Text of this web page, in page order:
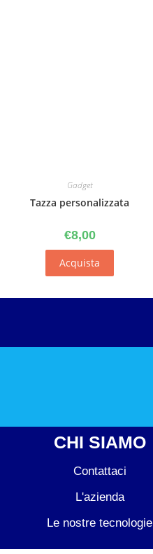
Gadget
Tazza personalizzata
€8,00
Acquista
CHI SIAMO
Contattaci
L'azienda
Le nostre tecnologie